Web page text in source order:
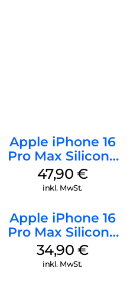
Apple iPhone 16
Pro Max Silicone
Case MagSafe
Black
47,90 €
inkl. MwSt.
Apple iPhone 16
Pro Max Silicone
Case MagSafe
Denim
34,90 €
inkl. MwSt.